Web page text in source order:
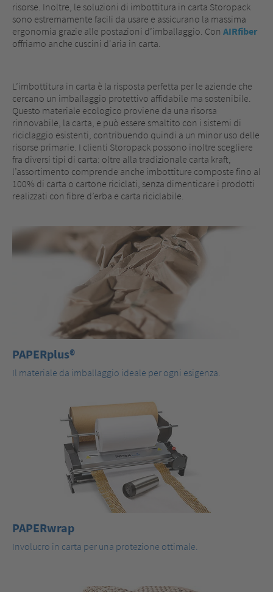
risorse. Inoltre, le soluzioni di imbottitura in carta Storopack
sono estremamente facili da usare e assicurano la massima
ergonomia grazie alle postazioni d’imballaggio. Con AIRfiber
offriamo anche cuscini d'aria in carta.
L’imbottitura in carta è la risposta perfetta per le aziende che
cercano un imballaggio protettivo affidabile ma sostenibile.
Questo materiale ecologico proviene da una risorsa
rinnovabile, la carta, e può essere smaltito con i sistemi di
riciclaggio esistenti, contribuendo quindi a un minor uso delle
risorse primarie. I clienti Storopack possono inoltre scegliere
fra diversi tipi di carta: oltre alla tradizionale carta kraft,
l’assortimento comprende anche imbottiture composte fino al
100% di carta o cartone riciclati, senza dimenticare i prodotti
realizzati con fibre d’erba e carta riciclabile.
PAPERplus®
Il materiale da imballaggio ideale per ogni esigenza.
PAPERwrap
Involucro in carta per una protezione ottimale.